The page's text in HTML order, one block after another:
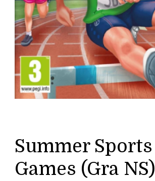
Summer Sports
Games (Gra NS)